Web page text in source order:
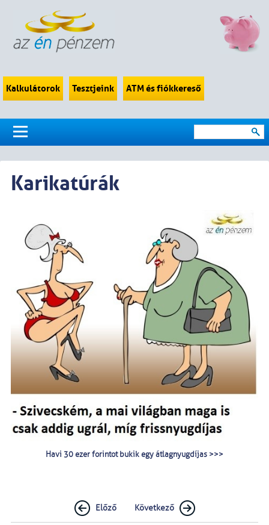
Kalkulátorok Tesztjeink ATM és fiókkereső
Karikatúrák
Havi 30 ezer forintot bukik egy átlagnyugdíjas >>>
Előző Következő